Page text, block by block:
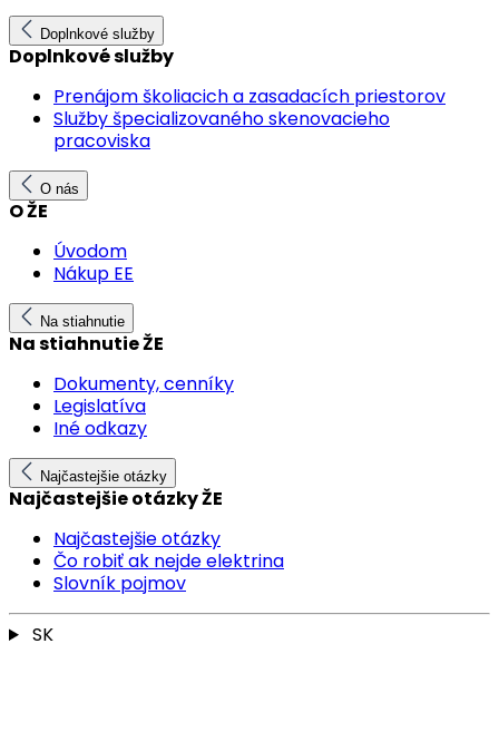
Doplnkové služby
Doplnkové služby
Prenájom školiacich a zasadacích priestorov
Služby špecializovaného skenovacieho
pracoviska
O nás
O ŽE
Úvodom
Nákup EE
Na stiahnutie
Na stiahnutie ŽE
Dokumenty, cenníky
Legislatíva
Iné odkazy
Najčastejšie otázky
Najčastejšie otázky ŽE
Najčastejšie otázky
Čo robiť ak nejde elektrina
Slovník pojmov
SK